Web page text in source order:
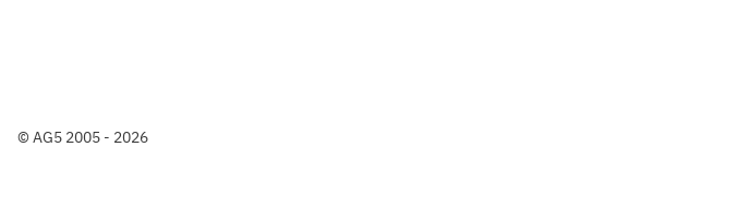
© AG5 2005 - 2026